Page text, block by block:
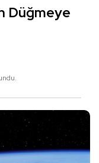
Düğmeye